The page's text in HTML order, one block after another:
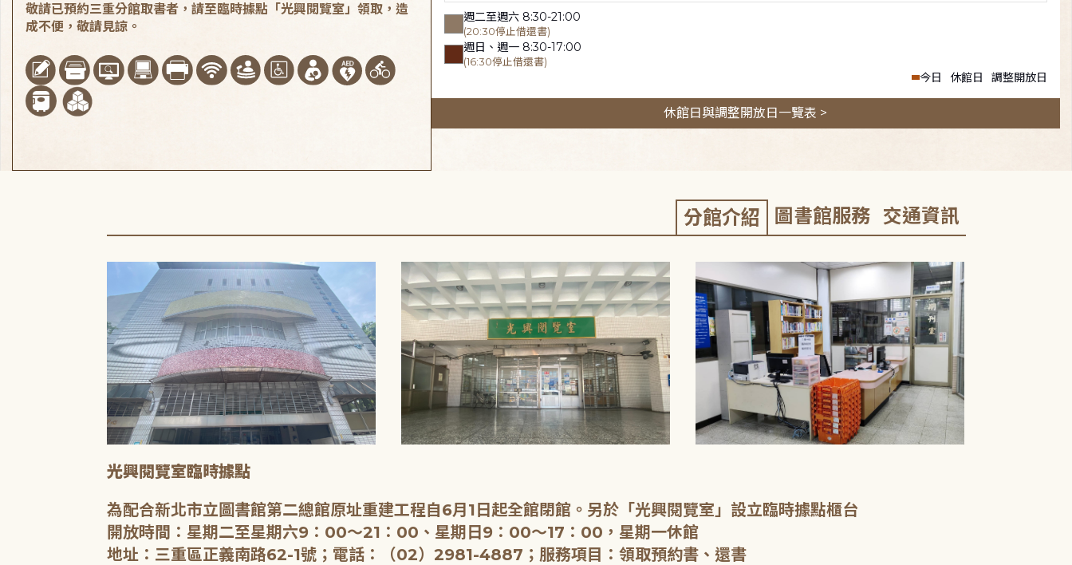
週二至週六 8:30-21:00
(20:30停止借還書)
週日、週一 8:30-17:00
(16:30停止借還書)
今日 休館日 調整開放日
休館日與調整開放日一覽表 >
敬請已預約三重分館取書者，請至臨時據點「光興閱覽室」領取，造
成不便，敬請見諒。
分館介紹 圖書館服務 交通資訊
光興閱覽室臨時據點
為配合新北市立圖書館第二總館原址重建工程自6月1日起全館閉館。另於「光興閱覽室」設立臨時據點櫃台
開放時間：星期二至星期六9：00～21：00、星期日9：00～17：00，星期一休館
地址：三重區正義南路62-1號；電話：（02）2981-4887；服務項目：領取預約書、還書